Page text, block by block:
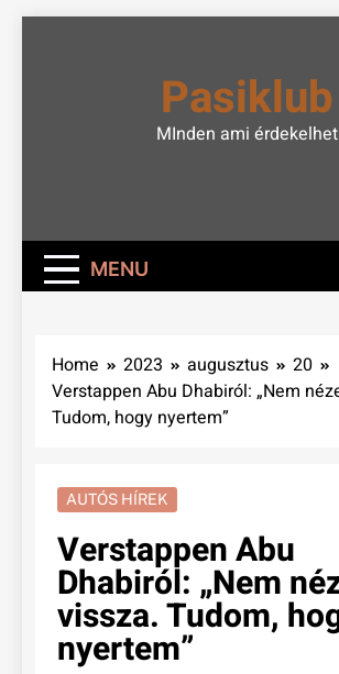
Pasiklub
MInden ami érdekelhet
MENU
Home 2023 augusztus
20
Verstappen Abu Dhabiról: „Nem
Tudom, hogy nyertem”
AUTÓS HÍREK
Verstappen Abu
Dhabiról: „Nem
vissza. Tudom,
nyertem”